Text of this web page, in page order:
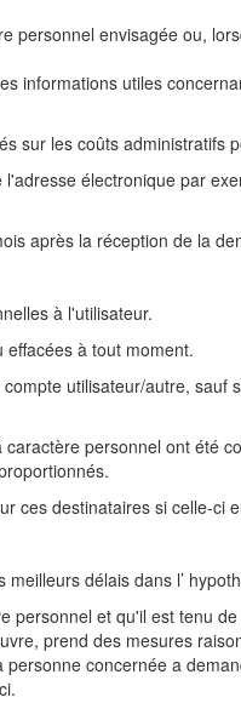
personnel envisagée ou,
informations utiles
sur les coûts administratifs
électronique par
après la réception de la
à l'utilisateur.
à tout moment.
utilisateur/autre,
personnel ont été
ces destinataires si celle-ci
délais dans l’
et qu'il est tenu
prend des mesures
concernée a